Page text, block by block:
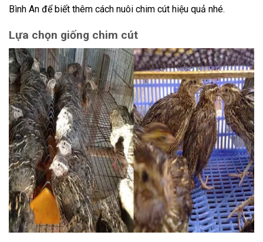
Bình An để biết thêm cách nuôi chim cút hiệu quả nhé.
Lựa chọn giống chim cút